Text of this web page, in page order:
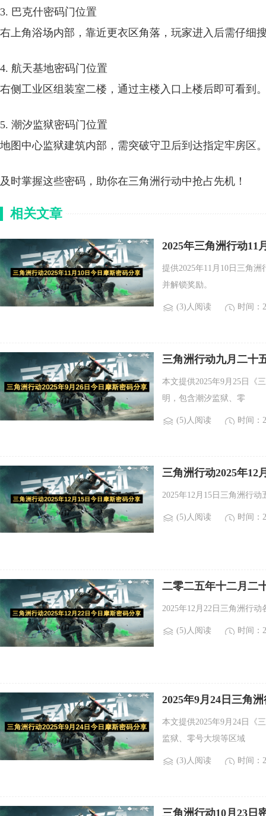
3. 巴克什密码门位置
右上角浴场内部，靠近更衣区角落，玩家进入后需仔细
4. 航天基地密码门位置
右侧工业区组装室二楼，通过主楼入口上楼后即可看到
5. 潮汐监狱密码门位置
地图中心监狱建筑内部，需突破守卫后到达指定牢房区
及时掌握这些密码，助你在三角洲行动中抢占先机！
相关文章
2025年三角洲行动11
提供2025年11月10日三角
并解锁奖励。
(3)人阅读 时间：
三角洲行动九月二十
本文提供2025年9月25日《
明，包含潮汐监狱、零
(5)人阅读 时间：
三角洲行动2025年12
2025年12月15日三角洲行
(5)人阅读 时间：
二零二五年十二月二
2025年12月22日三角洲行
(5)人阅读 时间：
2025年9月24日三角
本文提供2025年9月24日《
监狱、零号大坝等区域
(3)人阅读 时间：
三角洲行动10月23日